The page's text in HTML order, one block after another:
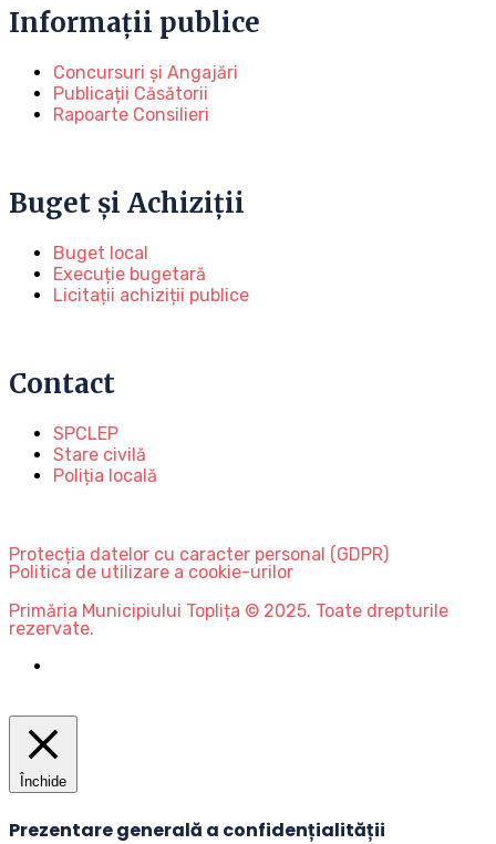
Informații publice
Concursuri și Angajări
Publicații Căsătorii
Rapoarte Consilieri
Buget și Achiziții
Buget local
Execuție bugetară
Licitații achiziții publice
Contact
SPCLEP
Stare civilă
Poliția locală
Protecția datelor cu caracter personal (GDPR)
Politica de utilizare a cookie-urilor
Primăria Municipiului Toplița © 2025. Toate drepturile
rezervate.
Închide
Prezentare generală a confidențialității